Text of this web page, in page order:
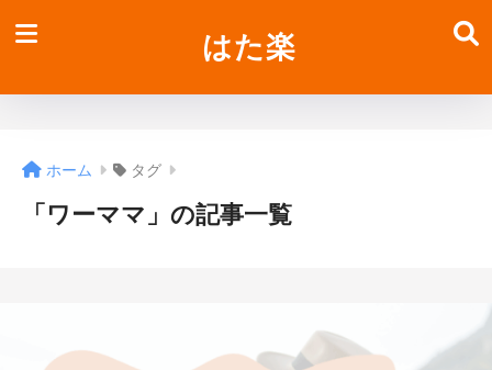
はた楽
ホーム タグ
「ワーママ」の記事一覧